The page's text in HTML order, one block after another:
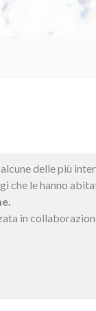
delle più
che le hanno
in